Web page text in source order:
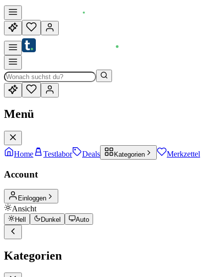
Menü
Home Testlabor Deals Kategorien Merkzettel
Account
Einloggen
Ansicht
Hell Dunkel Auto
Kategorien